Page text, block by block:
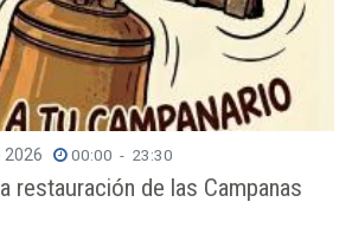
2026 00:00 - 23:30
restauración de las Campanas